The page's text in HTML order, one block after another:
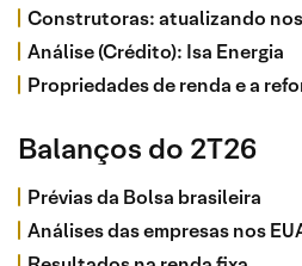
Construtoras: atualizando nossa
Análise (Crédito): Isa Energia
Propriedades de renda e a
Balanços do 2T26
Prévias da Bolsa brasileira
Análises das empresas nos